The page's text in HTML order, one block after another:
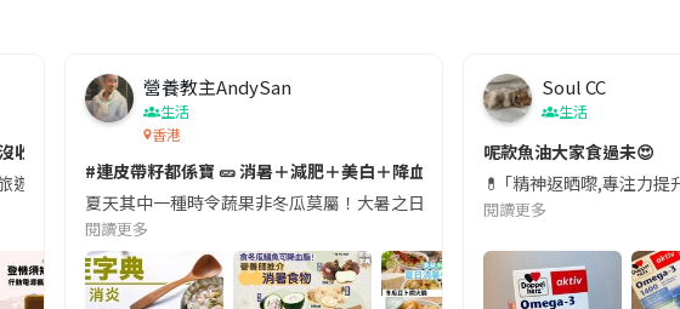
😱出發前切記檢查「1標示」🚨
遊的民眾，近期要特別留意隨身行李中的行動電源。一名旅客日前在機場安檢時，
營養教主AndySan
生活
香港
#連皮帶籽都係寶 🥒 消暑＋減肥＋美白＋降血脂
夏天其中一種時令蔬果非冬瓜莫屬！大暑之日，點都要飲碗冬瓜湯消暑解渴
閱讀更多
Soul CC
生活
呢款魚油大家食過未😍
💊 ｢精神返晒嚟,專注力
閱讀更多